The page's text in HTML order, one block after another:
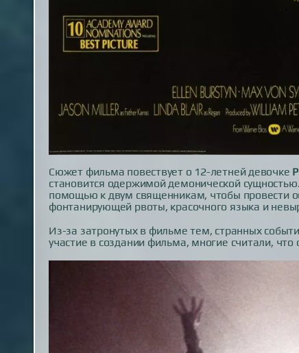
Сюжет фильма повествует о 12-летней девочке
становится одержимой демонической
помощью к двум священникам, чтобы провести
фонтанирующей рвоты, красочного языка и
Из-за затронутых в фильме тем, странных
участие в создании фильма, многие считали,